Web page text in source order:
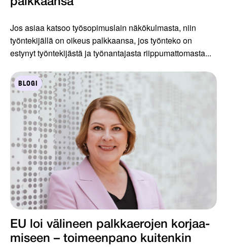
Jos asiaa katsoo työsopimuslain näkökulmasta, niin
työntekijällä on oikeus palkkaansa, jos työnteko on
estynyt työntekijästä ja työnantajasta riippumattomasta...
BLOGI
EU loi välineen palkkaerojen korjaa­
miseen – toimeenpano kuiten­kin